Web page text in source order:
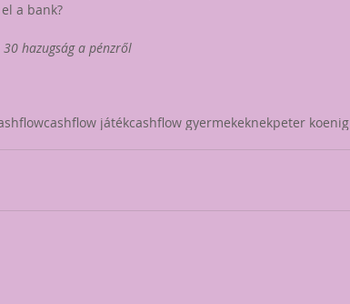
a bank?
hazugság a pénzről
cashflow játékcashflow gyermekeknekpeter koenig